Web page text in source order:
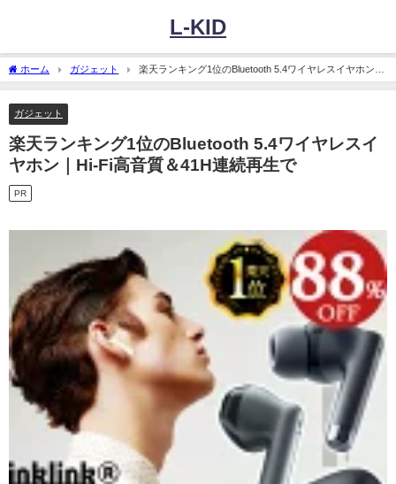
L-KID
ホーム ガジェット
楽天ランキング1位のBluetooth 5.4ワイヤレスイヤホン｜
Hi-Fi高音質＆41H連続再生で
ガジェット
楽天ランキング1位のBluetooth 5.4ワイヤレスイ
ヤホン｜Hi-Fi高音質＆41H連続再生で
PR